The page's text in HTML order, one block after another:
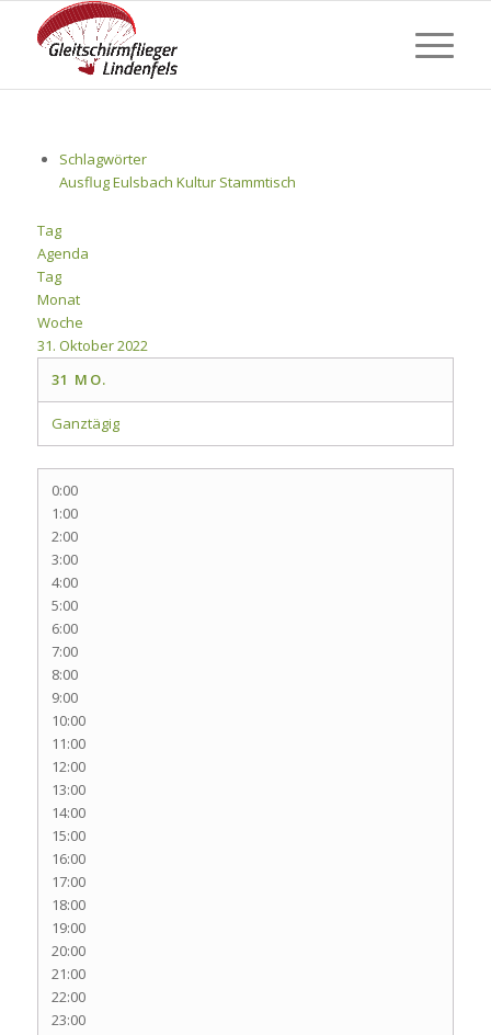
Schlagwörter
AusflugEulsbach Kultur Stammtisch
Tag
Agenda
Tag
Monat
Woche
31. Oktober 2022
31 MO.
Ganztägig
0:00
1:00
2:00
3:00
4:00
5:00
6:00
7:00
8:00
9:00
10:00
11:00
12:00
13:00
14:00
15:00
16:00
17:00
18:00
19:00
20:00
21:00
22:00
23:00